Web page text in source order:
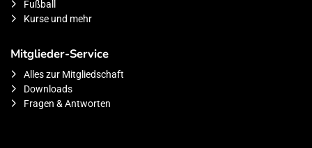
Fußball
Kurse und mehr
Mitglieder-Service
Alles zur Mitgliedschaft
Downloads
Fragen & Antworten